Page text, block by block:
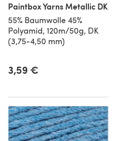
Paintbox Yarns Metallic DK
55% Baumwolle 45%
Polyamid, 120m/50g, DK
(3,75-4,50 mm)
3,59 €